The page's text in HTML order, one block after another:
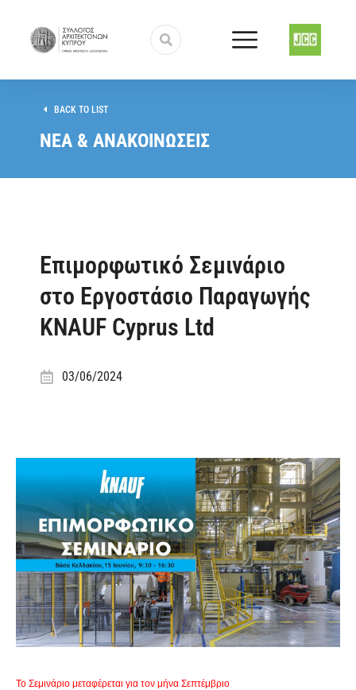
BACK TO LIST
ΝΕΑ & ΑΝΑΚΟΙΝΩΣΕΙΣ
Επιμορφωτικό Σεμινάριο
στο Εργοστάσιο Παραγωγής
KNAUF Cyprus Ltd
03/06/2024
Το Σεμινάριο μεταφέρεται για τον μήνα Σεπτέμβριο